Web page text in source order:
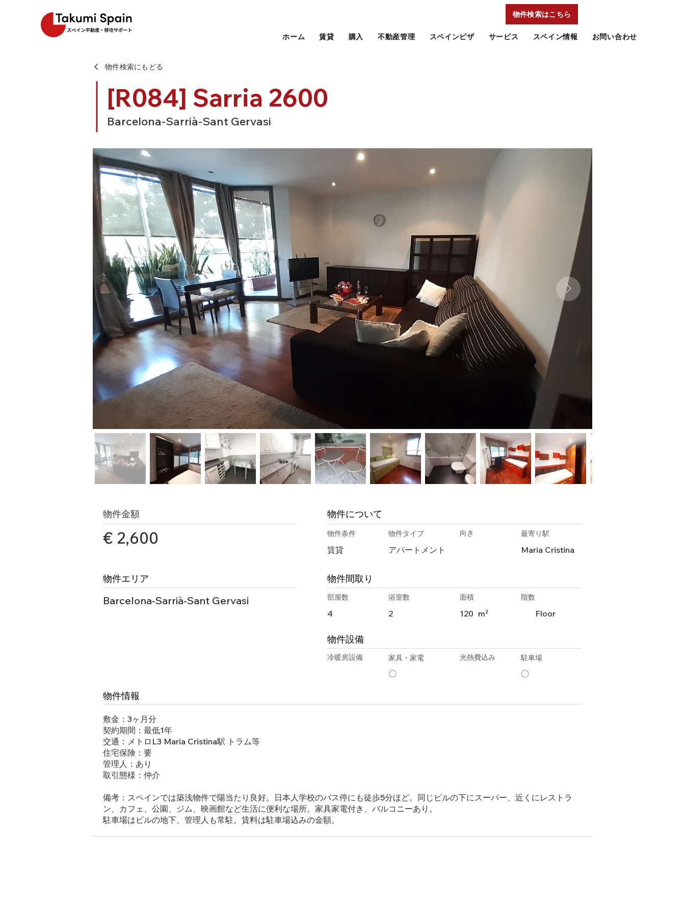
物件検索はこちら
ホーム 賃貸 購入 不動産管理 スペインビザ サービス スペイン情報 お問い合わせ
物件検索にもどる
[R084] Sarria 2600
Barcelona-Sarrià-Sant Gervasi
物件金額
€ 2,600
物件エリア
Barcelona-Sarrià-Sant Gervasi
物件について
物件条件
賃貸
物件タイプ
アパートメント
向き 最寄り駅
Maria Cristina
物件間取り
部屋数 浴室数 面積 階数
4 2 120 m² Floor
物件設備
冷暖房設備 家具・家電
〇
光熱費込み 駐車場
〇
物件情報
敷金：3ヶ月分
契約期間：最低1年
交通：メトロL3 Maria Cristina駅 トラム等
住宅保険：要
管理人：あり
取引態様：仲介
備考：スペインでは築浅物件で陽当たり良好。日本人学校のバス停にも徒歩5分ほど。同じビルの下にスーパー、近くにレストラ
ン、カフェ、公園、ジム、映画館など生活に便利な場所。家具家電付き、バルコニーあり。
駐車場はビルの地下、管理人も常駐。賃料は駐車場込みの金額。